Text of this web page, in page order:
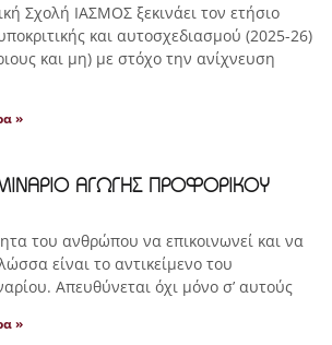
Σχολή ΙΑΣΜΟΣ ξεκινάει τον ετήσιο
και αυτοσχεδιασμού (2025-26)
και μη) με στόχο την ανίχνευση
»
ΑΓΩΓΗΣ ΠΡΟΦΟΡΙΚΟΥ
του ανθρώπου να επικοινωνεί και να
είναι το αντικείμενο του
Απευθύνεται όχι μόνο σ’ αυτούς
»